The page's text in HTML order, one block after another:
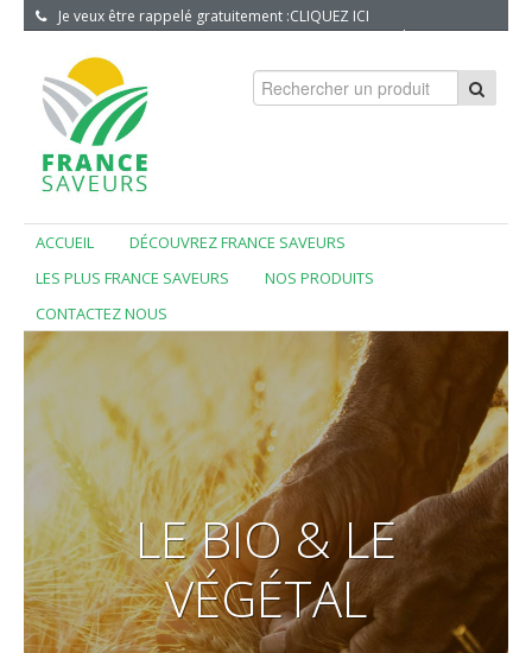
Je veux être rappelé gratuitement :CLIQUEZ ICI
S'INSCRIRE|CONNEXION
ACCUEIL
DÉCOUVREZ FRANCE SAVEURS
LES PLUS FRANCE SAVEURS
NOS PRODUITS
CONTACTEZ NOUS
LE BIO & LE
VÉGÉTAL